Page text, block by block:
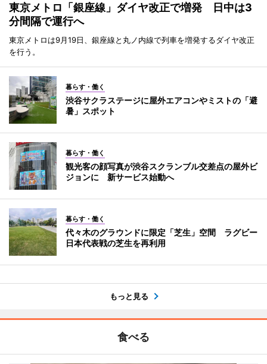
東京メトロ「銀座線」ダイヤ改正で増発 日中は3
分間隔で運行へ
東京メトロは9月19日、銀座線と丸ノ内線で列車を増発するダイヤ改正
を行う。
暮らす・働く
渋谷サクラステージに屋外エアコンやミストの「避
暑」スポット
暮らす・働く
観光客の顔写真が渋谷スクランブル交差点の屋外ビ
ジョンに 新サービス始動へ
暮らす・働く
代々木のグラウンドに限定「芝生」空間 ラグビー
日本代表戦の芝生を再利用
もっと見る
食べる